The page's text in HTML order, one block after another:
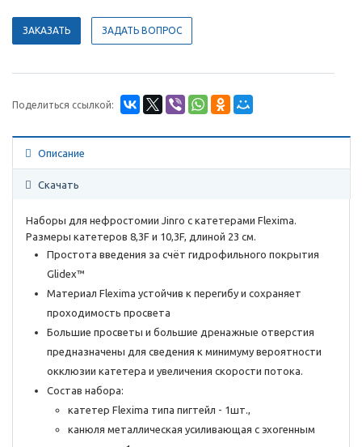
ЗАКАЗАТЬ ЗАДАТЬ ВОПРОС
Поделиться ссылкой:
Описание
Скачать
Наборы для нефростомии Jinro с катетерами Flexima.
Размеры катетеров 8,3F и 10,3F, длиной 23 см.
Простота введения за счёт гидрофильного покрытия
Glidex™
Материал Flexima устойчив к перегибу и сохраняет
проходимость просвета
Большие просветы и большие дренажные отверстия
предназначены для сведения к минимуму вероятности
окклюзии катетера и увеличения скорости потока.
Состав набора:
катетер Flexima типа пигтейл - 1шт.,
канюля металлическая усиливающая с эхогенным